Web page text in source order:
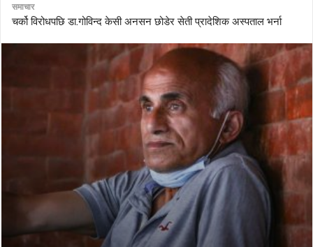
समाचार
चर्को विरोधपछि डा.गोविन्द केसी अनसन छोडेर सेती प्रादेशिक अस्पताल भर्ना